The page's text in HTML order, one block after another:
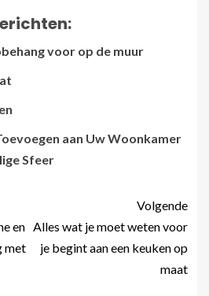
voor op de muur
aan Uw Woonkamer
Sfeer
en
met
Volgende
Alles wat je moet weten voor
je begint aan een keuken op
maat